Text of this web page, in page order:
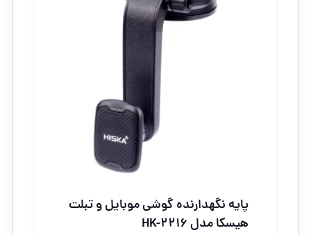
پایه نگهدارنده گوشی موبایل و تبلت
هیسکا مدل HK-2216